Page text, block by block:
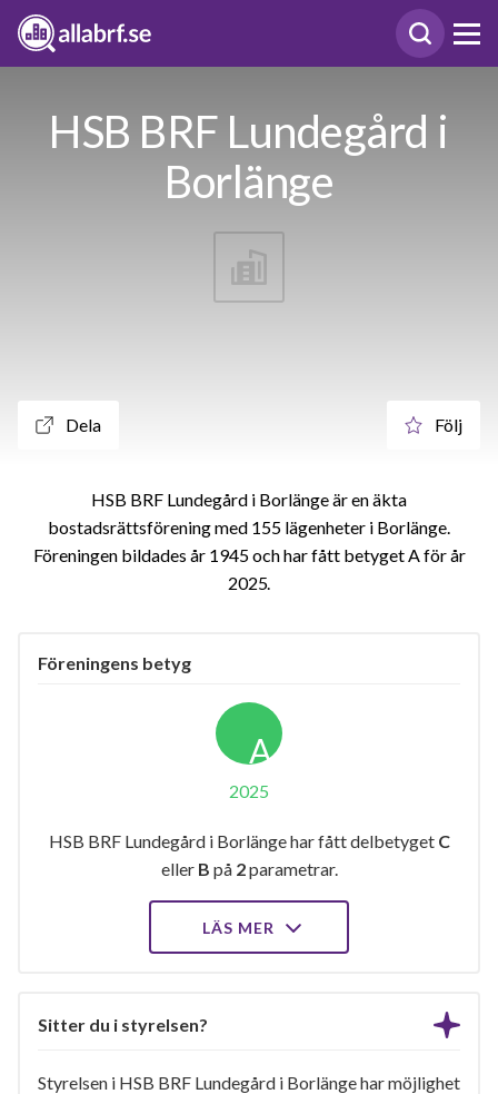
HSB BRF Lundegård i
Borlänge
Dela Följ
HSB BRF Lundegård i Borlänge är en äkta
bostadsrättsförening med 155 lägenheter i Borlänge.
Föreningen bildades år 1945 och har fått betyget A för år
2025
Föreningens betyg
A
2025
HSB BRF Lundegård i Borlänge har fått delbetyget C
eller B på 2parametrar.
LÄS MER
Sitter du i styrelsen?
Styrelsen i HSB BRF Lundegård i Borlänge har möjlighet